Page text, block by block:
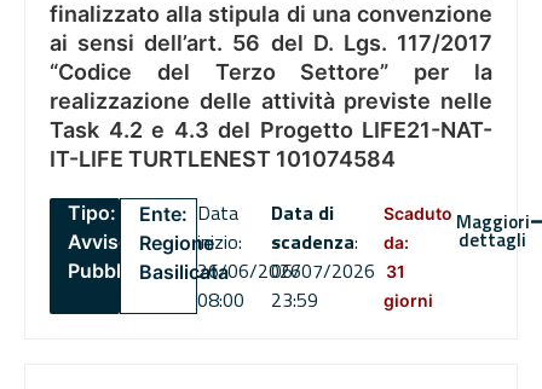
finalizzato alla stipula di una convenzione
ai sensi dell’art. 56 del D. Lgs. 117/2017
“Codice del Terzo Settore” per la
realizzazione delle attività previste nelle
Task 4.2 e 4.3 del Progetto LIFE21-NAT-
IT-LIFE TURTLENEST 101074584
Tipo:
Avviso
Pubblico
Ente:
Regione
Basilicata
Data
inizio:
26/06/2026
08:00
Data di
scadenza:
06/07/2026
23:59
Scaduto
da:
31
giorni
Maggiori
dettagli